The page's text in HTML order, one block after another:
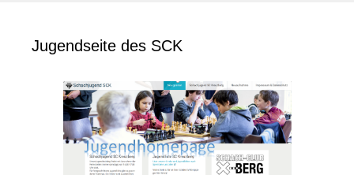
Jugendseite des SCK